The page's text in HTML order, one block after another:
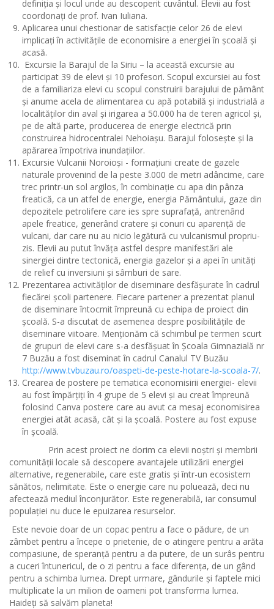
definiția și locul unde au descoperit cuvântul. Elevii au fost
coordonați de prof. Ivan Iuliana.
Aplicarea unui chestionar de satisfacție celor 26 de elevi
implicați în activitățile de economisire a energiei în școală și
acasă.
Excursie la Barajul de la Siriu – la această excursie au
participat 39 de elevi și 10 profesori. Scopul excursiei au fost
de a familiariza elevi cu scopul construirii barajului de pământ
și anume acela de alimentarea cu apă potabilă și industrială a
localităților din aval și irigarea a 50.000 ha de teren agricol și,
pe de altă parte, producerea de energie electrică prin
construirea hidrocentralei Nehoiașu. Barajul folosește și la
apărarea împotriva inundațiilor.
Excursie Vulcanii Noroioși - formațiuni create de gazele
naturale provenind de la peste 3.000 de metri adâncime, care
trec printr-un sol argilos, în combinație cu apa din pânza
freatică, ca un atfel de energie, energia Pământului, gaze din
depozitele petrolifere care ies spre suprafață, antrenând
apele freatice, generând cratere şi conuri cu aparenţă de
vulcani, dar care nu au nicio legătură cu vulcanismul propriu-
zis. Elevii au putut învăța astfel despre manifestări ale
sinergiei dintre tectonică, energia gazelor și a apei în unități
de relief cu inversiuni și sâmburi de sare.
Prezentarea activităților de diseminare desfășurate în cadrul
fiecărei școli partenere. Fiecare partener a prezentat planul
de diseminare întocmit împreună cu echipa de proiect din
școală. S-a discutat de asemenea despre posibilitățile de
diseminare viitoare. Menționăm că schimbul pe termen scurt
de grupuri de elevi care s-a desfășuat în Școala Gimnazială nr
7 Buzău a fost diseminat în cadrul Canalul TV Buzău
http://www.tvbuzau.ro/oaspeti-de-peste-hotare-la-scoala-7/.
Crearea de postere pe tematica economisirii energiei- elevii
au fost împărțiți în 4 grupe de 5 elevi și au creat împreună
folosind Canva postere care au avut ca mesaj economisirea
energiei atât acasă, cât și la școală. Postere au fost expuse
în școală.
Prin acest proiect ne dorim ca elevii noștri și membrii
comunității locale să descopere avantajele utilizării energiei
alternative, regenerabile, care este gratis și într-un ecosistem
sănătos, nelimitate. Este o energie care nu poluează, deci nu
afectează mediul înconjurător. Este regenerabilă, iar consumul
populației nu duce le epuizarea resurselor.
Este nevoie doar de un copac pentru a face o pădure, de un
zâmbet pentru a începe o prietenie, de o atingere pentru a arăta
compasiune, de speranță pentru a da putere, de un surâs pentru
a cuceri întunericul, de o zi pentru a face diferența, de un gând
pentru a schimba lumea. Drept urmare, gândurile și faptele mici
multiplicate la un milion de oameni pot transforma lumea.
Haideți să salvăm planeta!